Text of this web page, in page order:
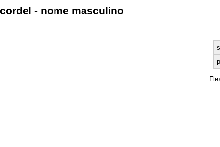
cordel - nome masculino